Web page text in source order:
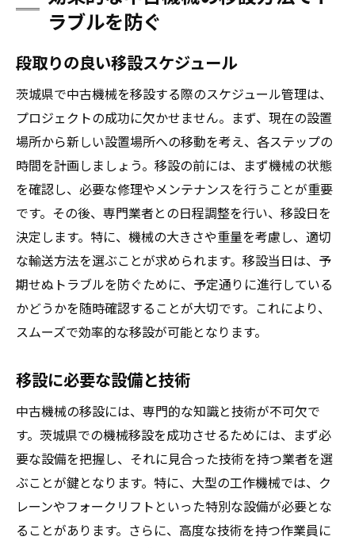
ラブルを防ぐ
段取りの良い移設スケジュール
茨城県で中古機械を移設する際のスケジュール管理は、
プロジェクトの成功に欠かせません。まず、現在の設置
場所から新しい設置場所への移動を考え、各ステップの
時間を計画しましょう。移設の前には、まず機械の状態
を確認し、必要な修理やメンテナンスを行うことが重要
です。その後、専門業者との日程調整を行い、移設日を
決定します。特に、機械の大きさや重量を考慮し、適切
な輸送方法を選ぶことが求められます。移設当日は、予
期せぬトラブルを防ぐために、予定通りに進行している
かどうかを随時確認することが大切です。これにより、
スムーズで効率的な移設が可能となります。
移設に必要な設備と技術
中古機械の移設には、専門的な知識と技術が不可欠で
す。茨城県での機械移設を成功させるためには、まず必
要な設備を把握し、それに見合った技術を持つ業者を選
ぶことが鍵となります。特に、大型の工作機械では、ク
レーンやフォークリフトといった特別な設備が必要とな
ることがあります。さらに、高度な技術を持つ作業員に